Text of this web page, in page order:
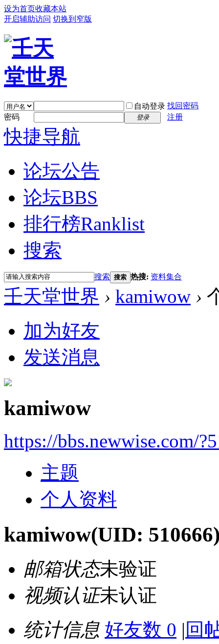
设为首页收藏本站
开启辅助访问 切换到窄版
自动登录 找回密码
密码
登录 注册
快捷导航
论坛公告
论坛BBS
排行榜Ranklist
搜索
搜索 搜索 热搜: 资料集合
壬天堂世界 › kamiwow ›
加为好友
发送消息
kamiwow
https://bbs.newwise.com/
主题
个人资料
kamiwow(UID:
邮箱状态未验证
视频认证未认证
统计信息 好友数 0 | 回